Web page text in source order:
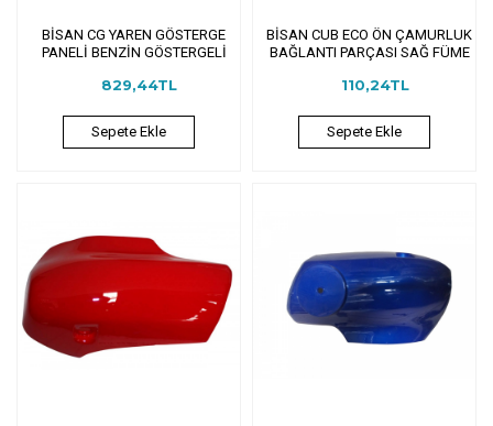
BİSAN CG YAREN GÖSTERGE
PANELİ BENZİN GÖSTERGELİ
829,44TL
Sepete Ekle
BİSAN CUB ECO ÖN ÇAMURLUK
BAĞLANTI PARÇASI SAĞ FÜME
110,24TL
Sepete Ekle